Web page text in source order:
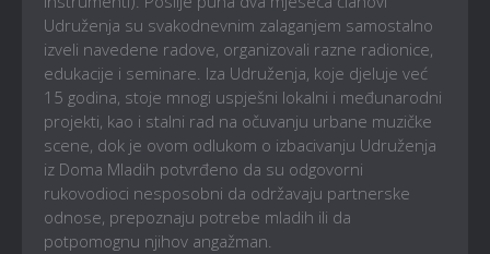
Udruženja su svakodnevnim zalaganjem samostalno
izveli navedene radove, organizovali razne radionice,
edukacije i seminare. Iza Udruženja, koje djeluje već
15 godina, stoje mnogi uspješni lokalni i međunarodni
projekti, kao i stalni rad na očuvanju urbane muzičke
scene, dok je ovom odlukom o izbacivanju Udruženja
iz Doma Mladih potvrđeno da su odgovorni
rukovodioci nesposobni da održavaju partnerske
odnose, prepoznaju potrebe mladih ili da
potpomognu njihov angažman.